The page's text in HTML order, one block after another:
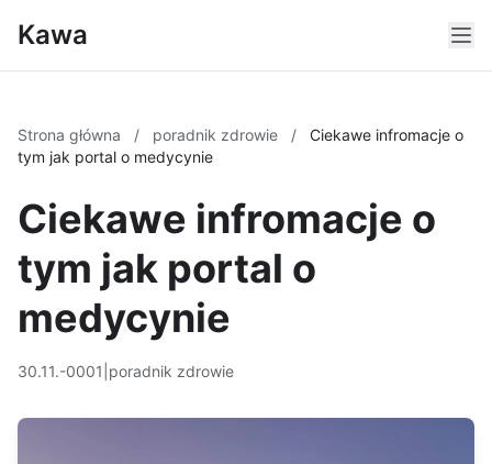
Kawa
Strona główna / poradnik zdrowie /
Ciekawe infromacje o
tym jak portal o medycynie
Ciekawe infromacje o
tym jak portal o
medycynie
30.11.-0001 poradnik zdrowie